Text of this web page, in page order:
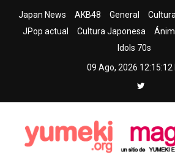
Japan News AKB48 General
JPop actual
Cultura Japonesa
Idols 70s
09 Ago, 2026 12:15:13